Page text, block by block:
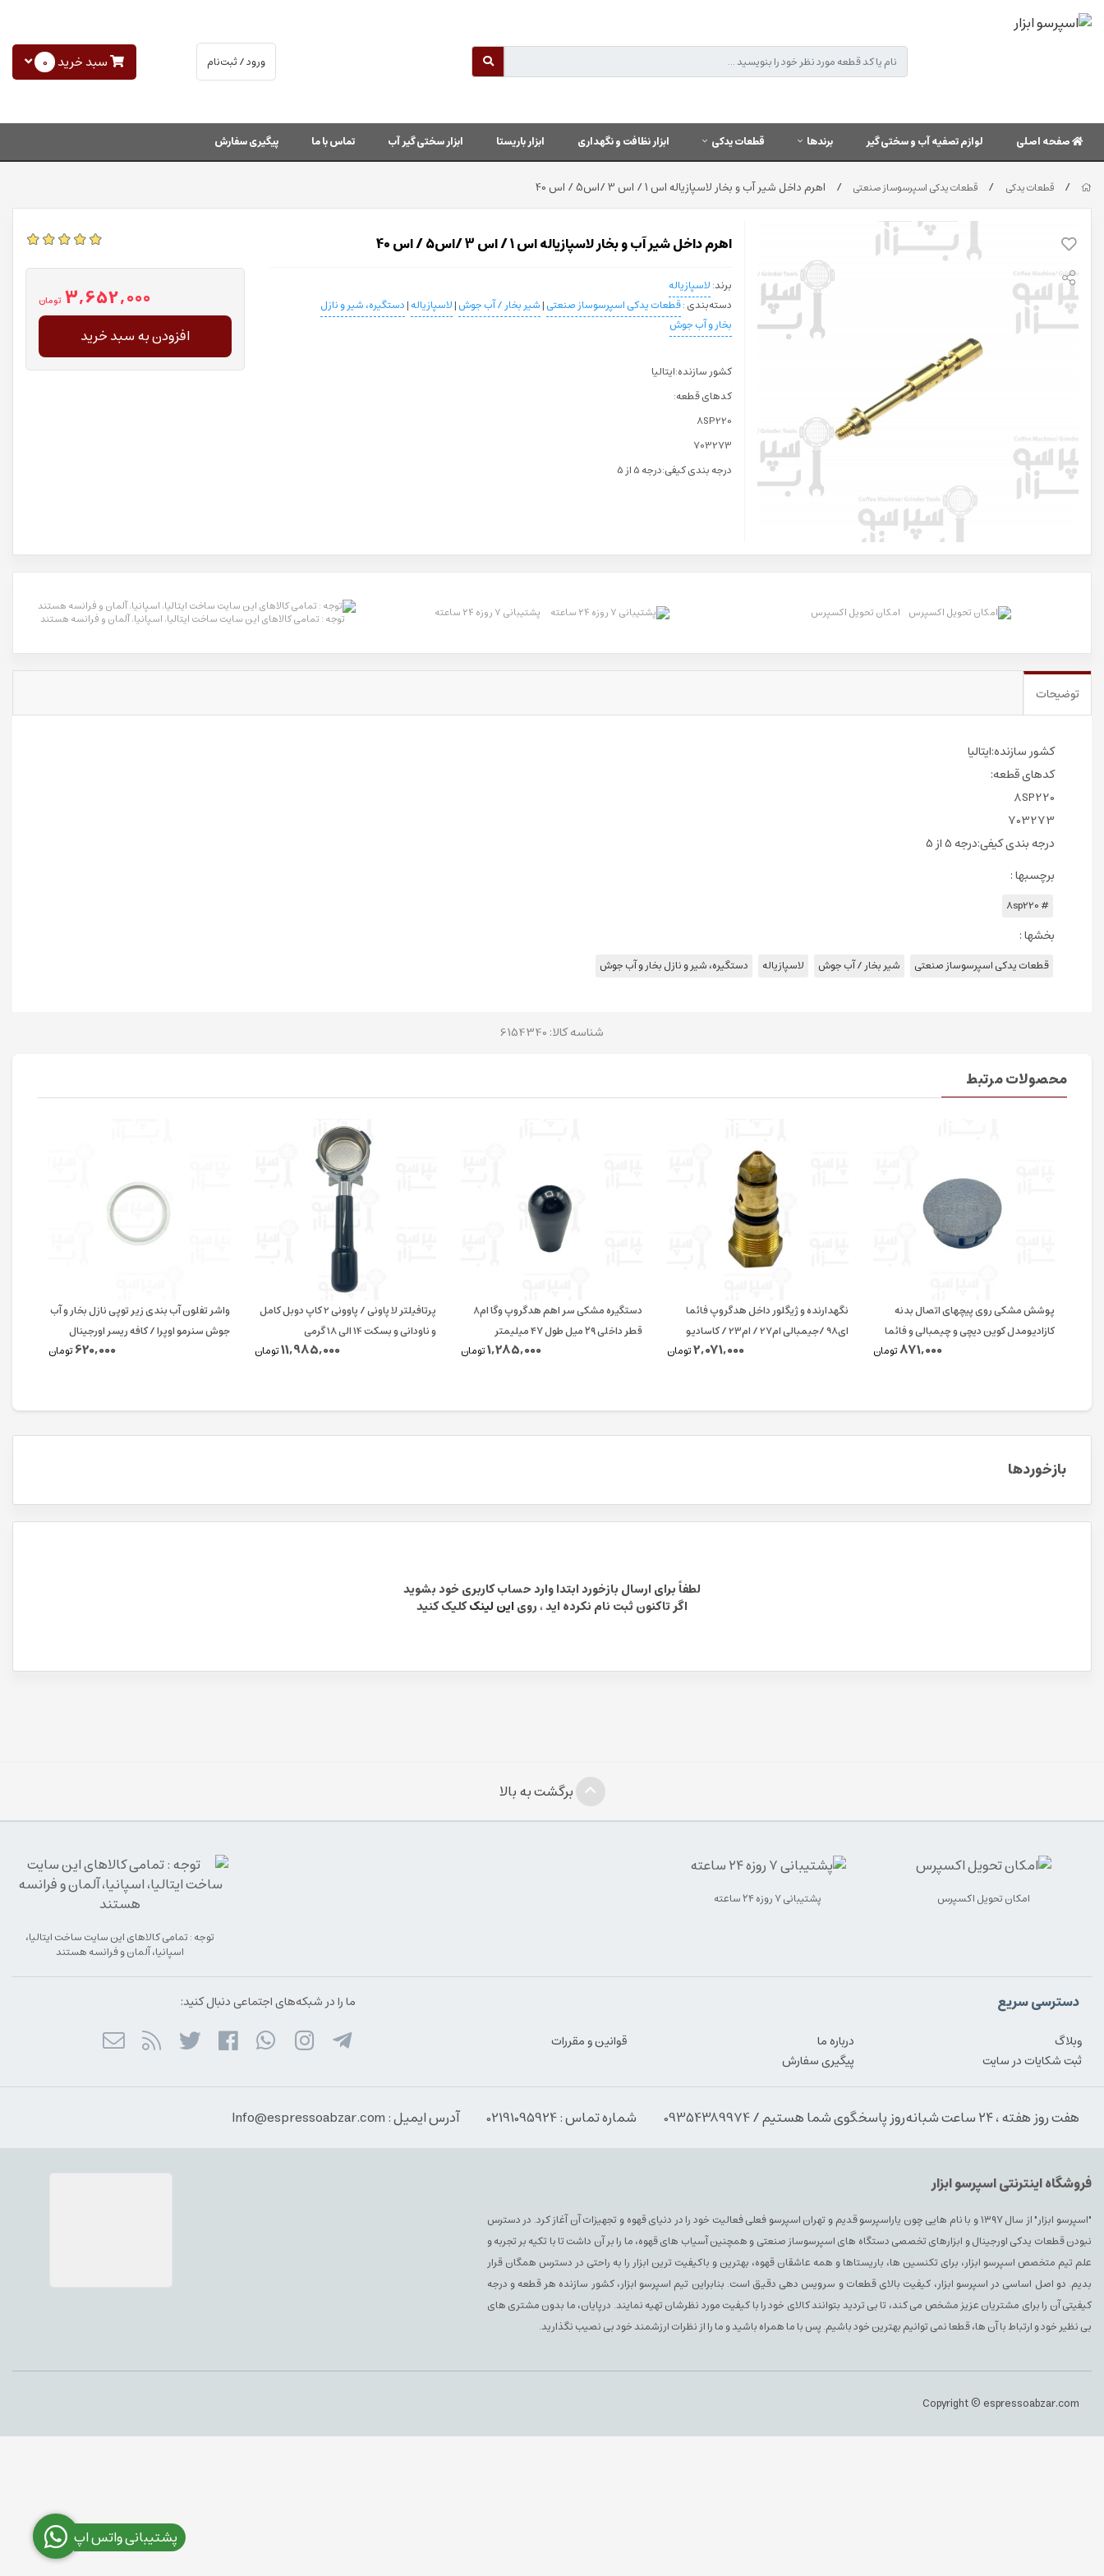
ورود / ثبت‌نام سبد خرید 0
صفحه اصلی لوازم تصفیه آب و سختی گیر برندها قطعات یدکی ابزار نظافت و نگهداری ابزار باریستا ابزار سختی گیر آب تماس با ما پیگیری سفارش
/ قطعات یدکی / قطعات یدکی اسپرسوساز صنعتی / اهرم داخل شیر آب و بخار لاسپازیاله اس 1 / اس 3 /اس5 / اس 40
اهرم داخل شیر آب و بخار لاسپازیاله اس 1 / اس 3 /اس5 / اس 40
برند:لاسپازیاله
دسته‌بندی :قطعات یدکی اسپرسوساز صنعتی|شیر بخار / آب جوش|لاسپازیاله|دستگیره، شیر و نازل
بخار و آب جوش
کشور سازنده:ایتالیا
کدهای قطعه:
8SP220
703273
درجه بندی کیفی:درجه 5 از 5
3,652,000 تومان
افزودن به سبد خرید
امکان تحویل اکسپرس پشتیبانی ۷ روزه ۲۴ ساعته توجه : تمامی کالاهای این سایت ساخت ایتالیا، اسپانیا، آلمان و فرانسه هستند
توضیحات
کشور سازنده:ایتالیا
کدهای قطعه:
8SP220
703273
درجه بندی کیفی:درجه 5 از 5
برچسبها :
# 8sp220
بخشها :
قطعات یدکی اسپرسوساز صنعتی شیر بخار / آب جوش لاسپازیاله دستگیره، شیر و نازل بخار و آب جوش
شناسه کالا: 6154340
محصولات مرتبط
پوشش مشکی روی پیچهای اتصال بدنه
کازادیومدل کوین دیچی و چیمبالی و فائما
871,000تومان
نگهدارنده و ژیگلور داخل هدگروپ فائما
ای98 /جیمبالی ام27 / ام23 / کاسادیو
2,071,000تومان
دستگیره مشکی سر اهم هدگروپ وگا ام۸
قطر داخلی ۲۹ میل طول ۴۷ میلیمتر
1,285,000تومان
پرتافیلتر لا پاونی / پاوونی 2 کاپ دوبل کامل
و ناودانی و بسکت 14 الی 18 گرمی
11,985,000تومان
واشر تفلون آب بندی زیر توپی نازل بخار و آب
جوش سنرمو اوپرا / کافه ریسر اورجینال
620,000 تومان
بازخوردها
لطفاً برای ارسال بازخورد ابتدا وارد حساب کاربری خود بشوید
اگر تاکنون ثبت نام نکرده اید ، روی این لینککلیک کنید
برگشت به بالا
امکان تحویل اکسپرس پشتیبانی ۷ روزه ۲۴ ساعته
توجه : تمامی کالاهای این سایت ساخت ایتالیا،
اسپانیا، آلمان و فرانسه هستند
دسترسی سریع
وبلاگ درباره ما
قوانین و مقررات
ثبت شکایات در سایت
پیگیری سفارش
ما را در شبکه‌های اجتماعی دنبال کنید:
هفت روز هفته ، ۲۴ ساعت شبانه‌روز پاسخگوی شما هستیم / 09354389974 شماره تماس : 02191095924 آدرس ایمیل : Info@espressoabzar.com
فروشگاه اینترنتی اسپرسو ابزار
"اسپرسو ابزار" از سال ۱۳۹۷ و با نام هایی چون یاراسپرسو قدیم و تهران اسپرسو فعلی فعالیت خود را در دنیای قهوه و تجهیزات آن آغاز کرد. در دسترس
نبودن قطعات یدکی اورجینال و ابزارهای تخصصی دستگاه های اسپرسوساز صنعتی و همچنین آسیاب های قهوه، ما را بر آن داشت تا با تکیه بر تجربه و
علم تیم متخصص اسپرسو ابزار، برای تکنسین ها، باریستاها و همه عاشقان قهوه، بهترین و باکیفیت ترین ابزار را به راحتی در دسترس همگان قرار
بدیم. دو اصل اساسی در اسپرسو ابزار، کیفیت بالای قطعات و سرویس دهی دقیق است. بنابراین تیم اسپرسو ابزار، کشور سازنده هر قطعه و درجه
کیفیتی آن را برای مشتریان عزیز مشخص می کند، تا بی تردید بتوانند کالای خود را با کیفیت مورد نظرشان تهیه نمایند. درپایان، ما بدون مشتری های
بی نظیر خود و ارتباط با آن ها، قطعا نمی توانیم بهترین خود باشیم. پس با ما همراه باشید و ما را از نظرات ارزشمند خود بی نصیب نگذارید.
Copyright © espressoabzar.com
پشتیبانی واتس اپ